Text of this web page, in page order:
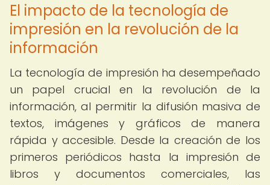
El impacto de la tecnología de
impresión en la revolución de la
información
La tecnología de impresión ha desempeñado
un papel crucial en la revolución de la
información, al permitir la difusión masiva de
textos, imágenes y gráficos de manera
rápida y accesible. Desde la creación de los
primeros periódicos hasta la impresión de
libros y documentos comerciales, las